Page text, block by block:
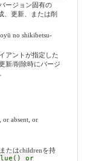
ージョン固有の
、更新、または削
no shikibetsu-
アントが指定した
新/削除時にバージ
or absent, or
たはchildrenを持
or